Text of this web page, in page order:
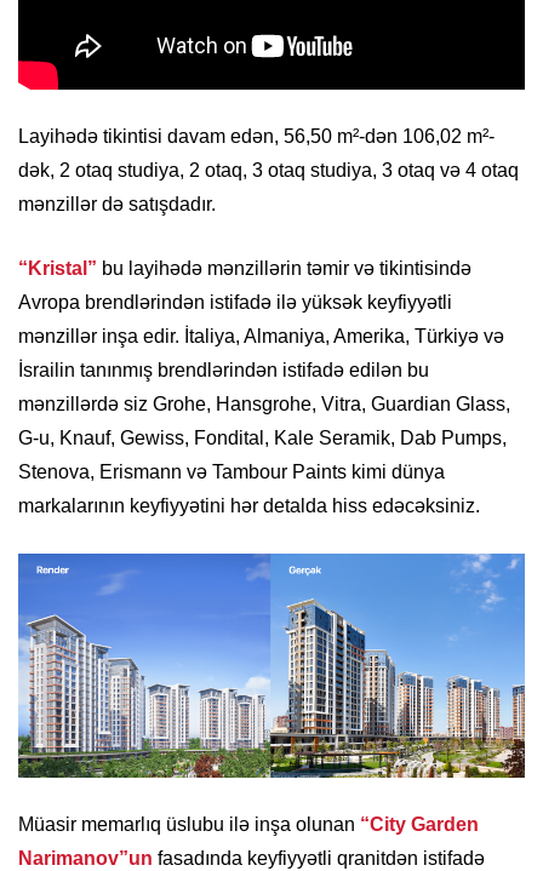
Layihədə tikintisi davam edən, 56,50 m²-dən 106,02 m²-
dək, 2 otaq studiya, 2 otaq, 3 otaq studiya, 3 otaq və 4 otaq
mənzillər də satışdadır.
“Kristal” bu layihədə mənzillərin təmir və tikintisində
Avropa brendlərindən istifadə ilə yüksək keyfiyyətli
mənzillər inşa edir. İtaliya, Almaniya, Amerika, Türkiyə və
İsrailin tanınmış brendlərindən istifadə edilən bu
mənzillərdə siz Grohe, Hansgrohe, Vitra, Guardian Glass,
G-u, Knauf, Gewiss, Fondital, Kale Seramik, Dab Pumps,
Stenova, Erismann və Tambour Paints kimi dünya
markalarının keyfiyyətini hər detalda hiss edəcəksiniz.
Müasir memarlıq üslubu ilə inşa olunan “City Garden
Narimanov”un fasadında keyfiyyətli qranitdən istifadə